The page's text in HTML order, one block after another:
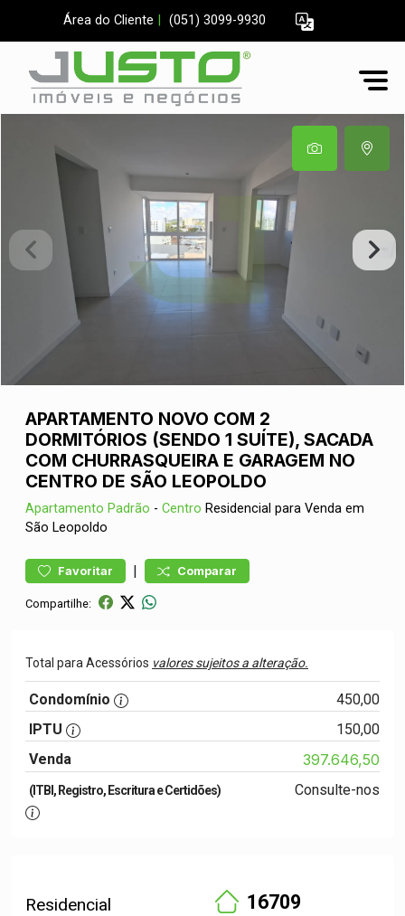
Área do Cliente (051) 3099-9930
APARTAMENTO NOVO COM 2
DORMITÓRIOS (SENDO 1 SUÍTE), SACADA
COM CHURRASQUEIRA E GARAGEM NO
CENTRO DE SÃO LEOPOLDO
Apartamento Padrão - Centro Residencial para Venda em
São Leopoldo
Favoritar | Comparar
Compartilhe:
Total para Acessórios valores sujeitos a alteração.
Condomínio
450,00
IPTU
150,00
Venda
397.646,50
(ITBI, Registro, Escritura e Certidões) Consulte-nos
Residencial 16709